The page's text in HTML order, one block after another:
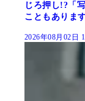
じろ押し!?「
こともあります
2026年08月02日